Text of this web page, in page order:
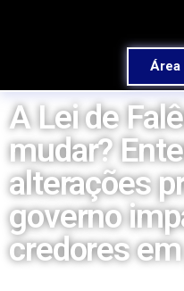
Área
A Lei de
mudar?
alterações
governo
credores